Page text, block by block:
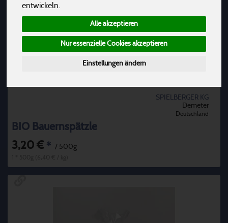
entwickeln.
Alle akzeptieren
Nur essenzielle Cookies akzeptieren
Einstellungen ändern
SPIELBERGER KG
Demeter
Deutschland
BIO Bauernspätzle
3,20 € * / 500g